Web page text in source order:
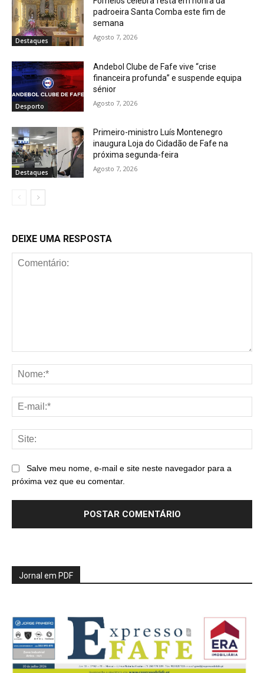
Destaques
padroeira Santa Comba este fim de
semana
Agosto 7, 2026
Desporto
Andebol Clube de Fafe vive “crise
financeira profunda” e suspende equipa
sénior
Agosto 7, 2026
Destaques
Primeiro-ministro Luís Montenegro
inaugura Loja do Cidadão de Fafe na
próxima segunda-feira
Agosto 7, 2026
DEIXE UMA RESPOSTA
Salve meu nome, e-mail e site neste navegador para a
próxima vez que eu comentar.
Jornal em PDF